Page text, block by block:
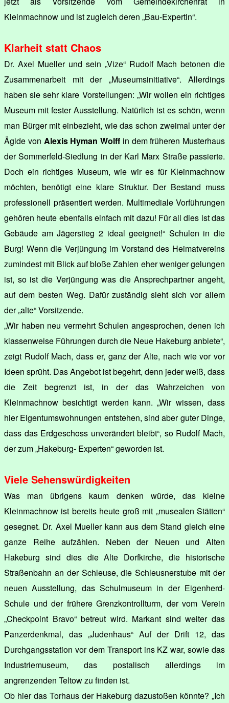
Kleinmachnow und ist zugleich deren „Bau-Expertin“.
Klarheit statt Chaos
Dr. Axel Mueller und sein „Vize“ Rudolf Mach betonen die
Zusammenarbeit mit der „Museumsinitiative“. Allerdings
haben sie sehr klare Vorstellungen: „Wir wollen ein richtiges
Museum mit fester Ausstellung. Natürlich ist es schön, wenn
man Bürger mit einbezieht, wie das schon zweimal unter der
Ägide von Alexis Hyman Wolff in dem früheren Musterhaus
der Sommerfeld-Siedlung in der Karl Marx Straße passierte.
Doch ein richtiges Museum, wie wir es für Kleinmachnow
möchten, benötigt eine klare Struktur. Der Bestand muss
professionell präsentiert werden. Multimediale Vorführungen
gehören heute ebenfalls einfach mit dazu! Für all dies ist das
Gebäude am Jägerstieg 2 ideal geeignet!“ Schulen in die
Burg! Wenn die Verjüngung im Vorstand des Heimatvereins
zumindest mit Blick auf bloße Zahlen eher weniger gelungen
ist, so ist die Verjüngung was die Ansprechpartner angeht,
auf dem besten Weg. Dafür zuständig sieht sich vor allem
der „alte“ Vorsitzende.
„Wir haben neu vermehrt Schulen angesprochen, denen ich
klassenweise Führungen durch die Neue Hakeburg anbiete“,
zeigt Rudolf Mach, dass er, ganz der Alte, nach wie vor vor
Ideen sprüht. Das Angebot ist begehrt, denn jeder weiß, dass
die Zeit begrenzt ist, in der das Wahrzeichen von
Kleinmachnow besichtigt werden kann. „Wir wissen, dass
hier Eigentumswohnungen entstehen, sind aber guter Dinge,
dass das Erdgeschoss unverändert bleibt“, so Rudolf Mach,
der zum „Hakeburg- Experten“ geworden ist.
Viele Sehenswürdigkeiten
Was man übrigens kaum denken würde, das kleine
Kleinmachnow ist bereits heute groß mit „musealen Stätten“
gesegnet. Dr. Axel Mueller kann aus dem Stand gleich eine
ganze Reihe aufzählen. Neben der Neuen und Alten
Hakeburg sind dies die Alte Dorfkirche, die historische
Straßenbahn an der Schleuse, die Schleusnerstube mit der
neuen Ausstellung, das Schulmuseum in der Eigenherd-
Schule und der frühere Grenzkontrollturm, der vom Verein
„Checkpoint Bravo“ betreut wird. Markant sind weiter das
Panzerdenkmal, das „Judenhaus“ Auf der Drift 12, das
Durchgangsstation vor dem Transport ins KZ war, sowie das
Industriemuseum, das postalisch allerdings im
angrenzenden Teltow zu finden ist.
Ob hier das Torhaus der Hakeburg dazustoßen könnte? „Ich